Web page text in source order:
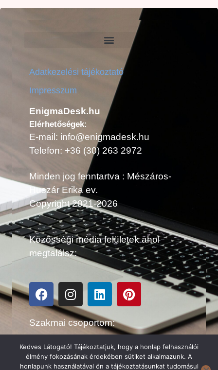
Adatkezelési tájékoztató
Impresszum
EnigmaDesk.hu
Elérhetőségek:
E-mail: info@enigmadesk.hu
Telefon: +36 (30) 263 2972
Minden jog fenntartva : Mészáros-
Huszár Erika ev.
Copyright 2021-2026
Közösségi média felületek ahol
megtalálsz:
Szakmai csoportom:
Kedves Látogató! Tájékoztatjuk, hogy a honlap felhasználói
élmény fokozásának érdekében sütiket alkalmazunk. A
honlapunk használatával ön a tájékoztatásunkat tudomásul